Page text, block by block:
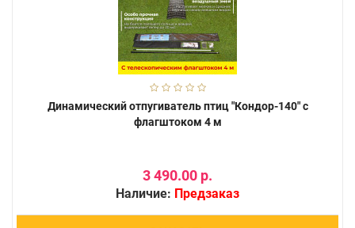
Динамический отпугиватель птиц "Кондор-140" с
флагштоком 4 м
3 490.00 р.
Наличие: Предзаказ